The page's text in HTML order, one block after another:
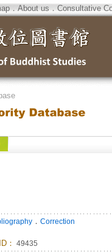
．About us．Consultative
． Correction
ID ： 49435